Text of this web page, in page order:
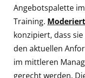
Angebotspalette
Training.
konzipiert, dass
den aktuellen
im mittleren
gerecht werden.